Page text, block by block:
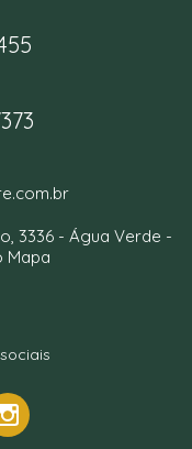
3336 - Água Verde -
Mapa